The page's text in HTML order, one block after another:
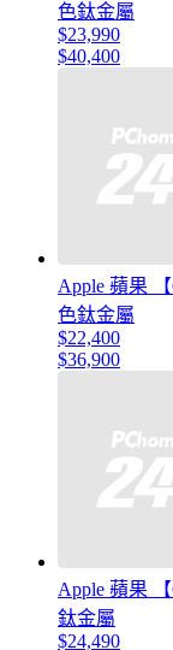
色鈦金屬
$23,990
$40,400
Apple 蘋果
色鈦金屬
$22,400
$36,900
Apple 蘋果
鈦金屬
$24,490